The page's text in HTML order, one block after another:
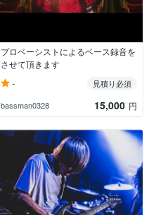
プロベーシストによるベース録音を
させて頂きます
-
見積り必須
bassman0328
15,000 円